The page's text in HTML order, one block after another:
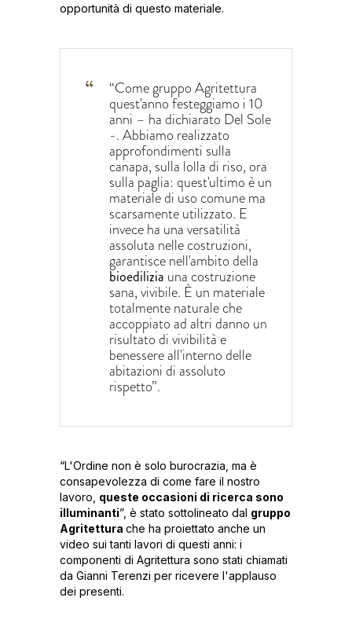
opportunità di questo materiale.
“Come gruppo Agritettura
quest'anno festeggiamo i 10
anni – ha dichiarato Del Sole
-. Abbiamo realizzato
approfondimenti sulla
canapa, sulla lolla di riso, ora
sulla paglia: quest'ultimo è un
materiale di uso comune ma
scarsamente utilizzato. E
invece ha una versatilità
assoluta nelle costruzioni,
garantisce nell'ambito della
bioedilizia una costruzione
sana, vivibile. È un materiale
totalmente naturale che
accoppiato ad altri danno un
risultato di vivibilità e
benessere all'interno delle
abitazioni di assoluto
rispetto”.
“L'Ordine non è solo burocrazia, ma è
consapevolezza di come fare il nostro
lavoro, queste occasioni di ricerca sono
illuminanti”, è stato sottolineato dal gruppo
Agritettura che ha proiettato anche un
video sui tanti lavori di questi anni: i
componenti di Agritettura sono stati chiamati
da Gianni Terenzi per ricevere l'applauso
dei presenti.